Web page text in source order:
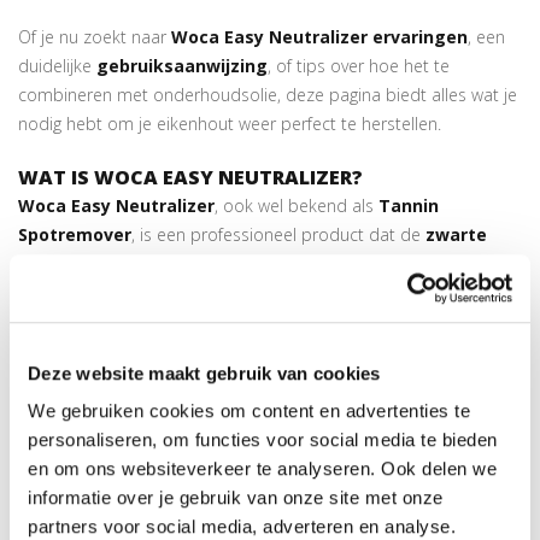
Deze website maakt gebruik van cookies
We gebruiken cookies om content en advertenties te
personaliseren, om functies voor social media te bieden
en om ons websiteverkeer te analyseren. Ook delen we
informatie over je gebruik van onze site met onze
partners voor social media, adverteren en analyse.
Of je nu zoekt naar Woca Easy Neutralizer ervaringen, een
duidelijke gebruiksaanwijzing, of tips over hoe het te
combineren met onderhoudsolie, deze pagina biedt alles wat je
nodig hebt om je eikenhout weer perfect te herstellen.
WAT IS WOCA EASY NEUTRALIZER?
Woca Easy Neutralizer, ook wel bekend als Tannin
Spotremover, is een professioneel product dat de zwarte
ontstaan diep in het hout door een natuurlijke chemische
reactie tussen het looizuur en water of reinigingsmiddelen.
Door gebruik van Easy Neutralizer kan deze reactie worden
omgekeerd, waardoor het hout weer zijn oorspronkelijke kleur
terugkrijgt. Het product is geschikt voor geoliede en
onbehandelde eiken vloeren en meubels en vormt een
essentieel onderdeel van een professioneel
onderhoudsprogramma.